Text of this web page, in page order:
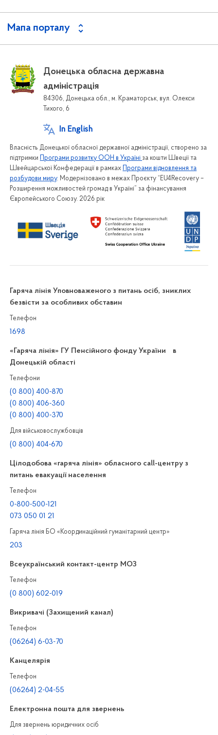
Мапа порталу
Донецька обласна державна
адміністрація
84306, Донецька обл., м. Краматорськ, вул. Олекси
Тихого, 6
In English
Власність Донецької обласної державної адміністрації, створено за
підтримки
Програми розвитку ООН в Україні за кошти Швеції та
Швейцарської Конфедерації в рамках
Програми відновлення та
розбудови миру. Модернізовано в межах Проєкту “EU4Recovery –
Розширення можливостей громад в Україні” за фінансування
Європейського Союзу. 2026 рік
Гаряча лінія Уповноваженого з питань осіб, зниклих
безвісти за особливих обставин
Телефон
1698
«Гаряча лінія» ГУ Пенсійного фонду України в
Донецькій області
Телефони
(0 800) 400-870
(0 800) 406-360
(0 800) 400-370
Для військовослужбовців
(0 800) 404-670
Цілодобова «гаряча лінія» обласного call-центру з
питань евакуації населення
Телефон
0-800-500-121
073 050 01 21
Гаряча лінія БО «Координаційний гуманітарний центр»
203
Всеукраїнський контакт-центр МОЗ
Телефон
(0 800) 602-019
Викривачі (Захищений канал)
Телефон
(06264) 6-03-70
Канцелярiя
Телефон
(06264) 2-04-55
Електронна пошта для звернень
Для звернень юридичних осiб